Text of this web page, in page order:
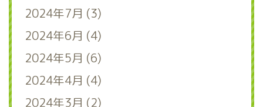
2024年7月 (3)
2024年6月 (4)
2024年5月 (6)
2024年4月 (4)
2024年3月 (2)